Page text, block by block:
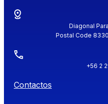
Diagonal
Postal Code
+56 2
Contactos